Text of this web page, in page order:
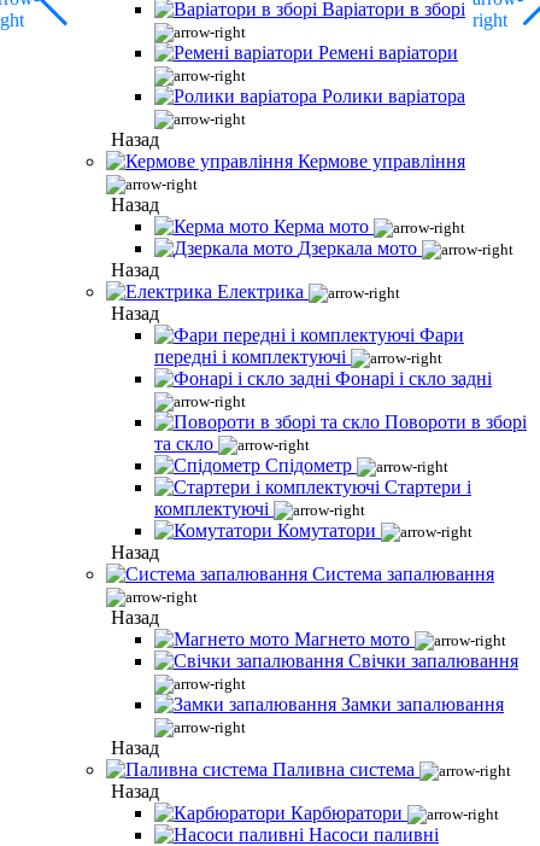
Варіатори в зборі
Ремені варіатори
Ролики варіатора
Назад
Кермове управління
Назад
Керма мото
Дзеркала мото
Назад
Електрика
Назад
Фари
передні і комплектуючі
Фонарі і скло задні
Повороти в зборі
та скло
Спідометр
Стартери і
комплектуючі
Комутатори
Назад
Система запалювання
Назад
Магнето мото
Свічки запалювання
Замки запалювання
Назад
Паливна система
Назад
Карбюратори
Насоси паливні